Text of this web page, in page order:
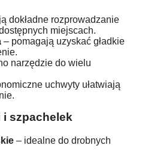
dokładne rozprowadzanie
miejscach.
– pomagają uzyskać gładkie
narzędzie do wielu
uchwyty ułatwiają
i szpachelek
– idealne do drobnych